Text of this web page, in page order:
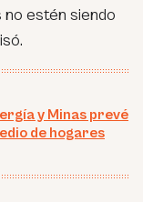
estén siendo
y Minas prevé
de hogares